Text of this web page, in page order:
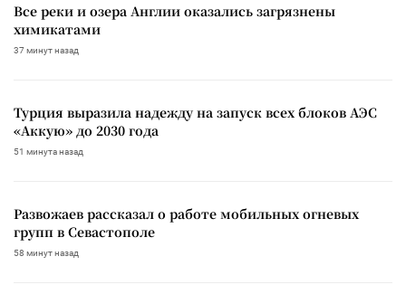
Все реки и озера Англии оказались загрязнены
химикатами
37 минут назад
Турция выразила надежду на запуск всех блоков АЭС
«Аккую» до 2030 года
51 минута назад
Развожаев рассказал о работе мобильных огневых
групп в Севастополе
58 минут назад